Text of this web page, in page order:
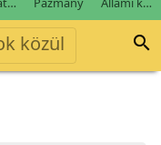
közül 